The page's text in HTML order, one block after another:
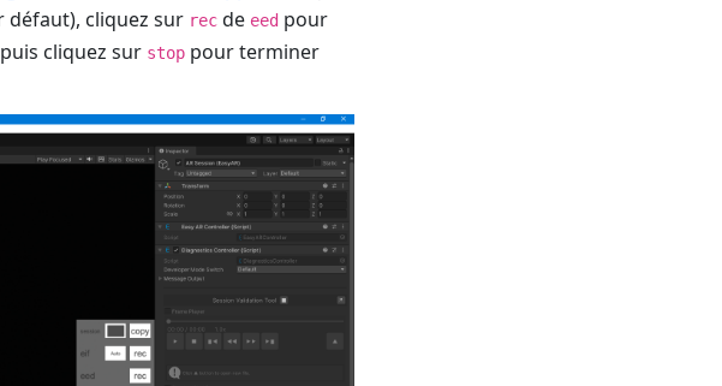
défaut), cliquez sur recde eedpour
cliquez sur stoppour terminer